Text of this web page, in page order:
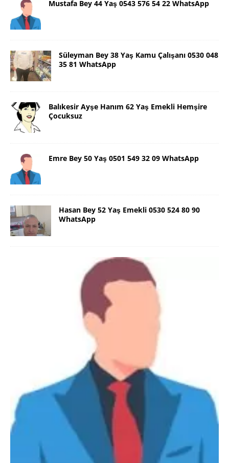
Mustafa Bey 44 Yaş 0543 576 54 22 WhatsApp
Süleyman Bey 38 Yaş Kamu Çalışanı 0530 048
35 81 WhatsApp
Balıkesir Ayşe Hanım 62 Yaş Emekli Hemşire
Çocuksuz
Emre Bey 50 Yaş 0501 549 32 09 WhatsApp
Hasan Bey 52 Yaş Emekli 0530 524 80 90
WhatsApp
Danimarka Mustafa Bey 45 Yaş +45
42 48 17 28 WhatsApp
Lütfen Danimarka dışı aramasın. Selam ben
Danimarka’dan Mustafa 45 yaşında, 1.88 boyunda,
98 kiloda, Kumral, ayrılmış bir beyim. Alkol yok.
Sigara var. Maddi sıkıntım yok.